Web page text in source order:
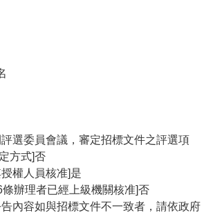
選委員會議，審定招標文件之評選項
方式]否
權人員核准]是
辦理者已經上級機關核准]否
內容如與招標文件不一致者，請依政府